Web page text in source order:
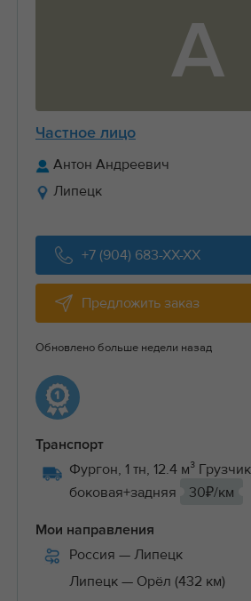
А
Частное лицо
Антон Андреевич
Липецк
+7 (904) 683-XX-XX
Предложить заказ
Обновлено больше недели назад
Транспорт
Фургон, 1 тн, 12.4 м³
боковая+задняя
30₽/км
Мои направления
Россия — Липецк
Липецк — Орёл (432 км)